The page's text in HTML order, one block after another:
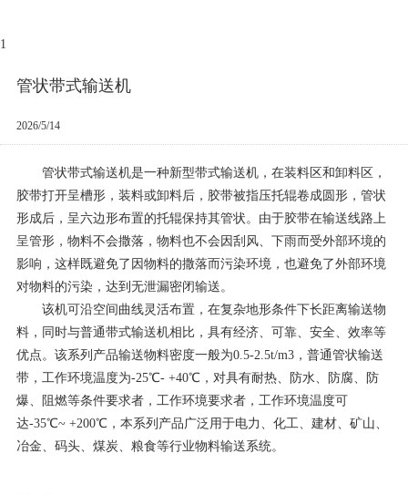
1
管状带式输送机
2026/5/14
管状带式输送机是一种新型带式输送机，在装料区和卸料区，
胶带打开呈槽形，装料或卸料后，胶带被指压托辊卷成圆形，管状
形成后，呈六边形布置的托辊保持其管状。由于胶带在输送线路上
呈管形，物料不会撒落，物料也不会因刮风、下雨而受外部环境的
影响，这样既避免了因物料的撒落而污染环境，也避免了外部环境
对物料的污染，达到无泄漏密闭输送。
该机可沿空间曲线灵活布置，在复杂地形条件下长距离输送物
料，同时与普通带式输送机相比，具有经济、可靠、安全、效率等
优点。该系列产品输送物料密度一般为0.5-2.5t/m3，普通管状输送
带，工作环境温度为-25℃- +40℃，对具有耐热、防水、防腐、防
爆、阻燃等条件要求者，工作环境要求者，工作环境温度可
达-35℃~ +200℃，本系列产品广泛用于电力、化工、建材、矿山、
冶金、码头、煤炭、粮食等行业物料输送系统。